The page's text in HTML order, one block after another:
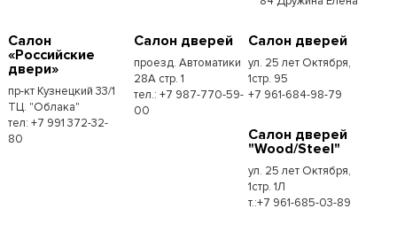
Салон
«Российские
двери»
пр-кт Кузнецкий 33/1
ТЦ. "Облака"
тел: +7 991 372-32-
80
Салон дверей
проезд. Автоматики
28А стр. 1
тел.: +7 987-770-59-
00
Салон дверей
ул. 25 лет Октября,
1стр. 95
+7 961-684-98-79
Салон дверей
"Wood/Steel"
ул. 25 лет Октября,
1стр. 1Л
т.:+7 961-685-03-89